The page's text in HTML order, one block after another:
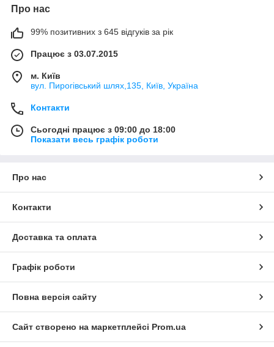
Про нас
99% позитивних з 645 відгуків за рік
Працює з 03.07.2015
м. Київ
вул. Пирогівський шлях,135, Київ, Україна
Контакти
Сьогодні працює з 09:00 до 18:00
Показати весь графік роботи
Про нас
Контакти
Доставка та оплата
Графік роботи
Повна версія сайту
Сайт створено на маркетплейсі Prom.ua